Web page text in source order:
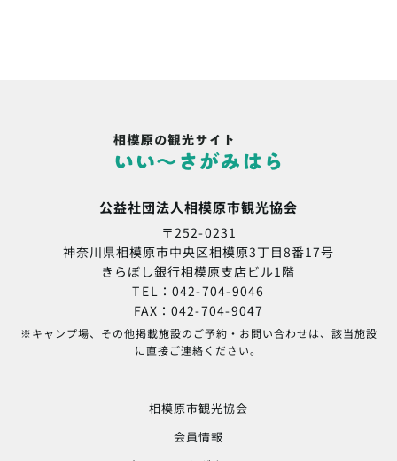
公益社団法人相模原市観光協会
〒252-0231
神奈川県相模原市中央区相模原3丁目8番17号
きらぼし銀行相模原支店ビル1階
TEL：042-704-9046
FAX：042-704-9047
※キャンプ場、その他掲載施設のご予約・お問い合わせは、該当施設
に直接ご連絡ください。
相模原市観光協会
会員情報